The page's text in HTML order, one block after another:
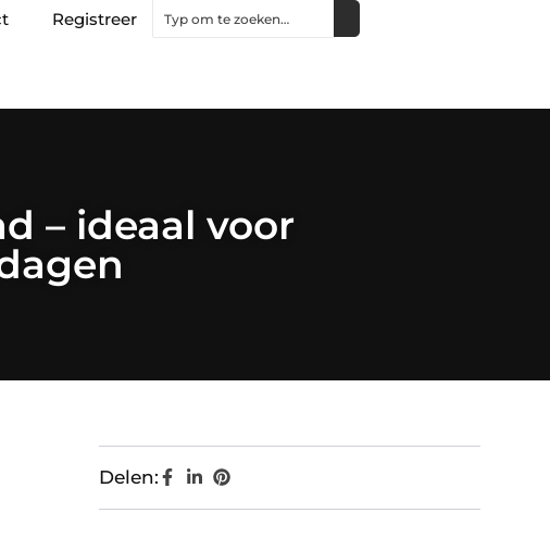
Registreer
– ideaal voor
Delen: